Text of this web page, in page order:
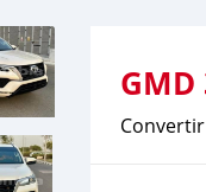
GMD